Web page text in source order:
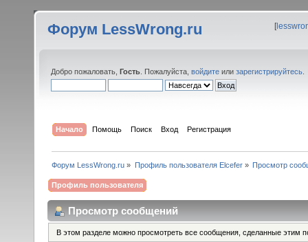
Форум LessWrong.ru [
Добро пожаловать, Гость . Пожалуйста, войдите или зарегистрируйтесь
Начало Помощь Поиск Вход Регистрация
Форум LessWrong.ru » Профиль пользователя Elcefer» Просмотр
Профиль пользователя
Просмотр сообщений
В этом разделе можно просмотреть все сообщения, сделанные этим